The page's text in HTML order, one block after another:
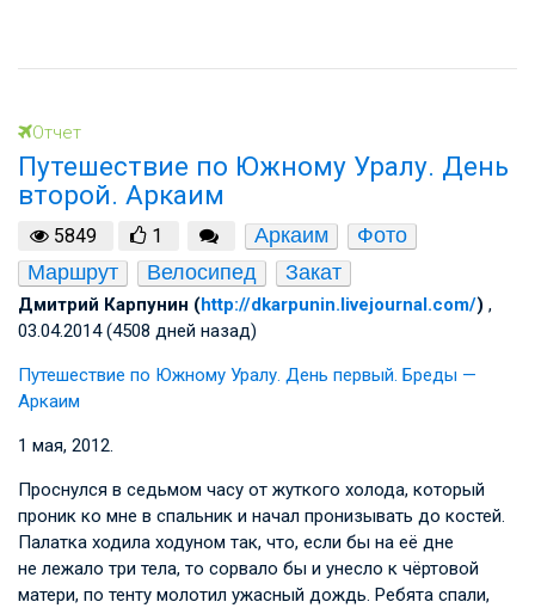
Отчет
Путешествие по Южному Уралу. День
второй. Аркаим
5849 1 Аркаим
Фото
Маршрут
Велосипед Закат
Дмитрий Карпунин (http://dkarpunin.livejournal.com/) ,
03.04.2014 (4508 дней назад)
Путешествие по Южному Уралу. День первый. Бреды —
Аркаим
1 мая, 2012.
Проснулся в седьмом часу от жуткого холода, который
проник ко мне в спальник и начал пронизывать до костей.
Палатка ходила ходуном так, что, если бы на её дне
не лежало три тела, то сорвало бы и унесло к чёртовой
матери, по тенту молотил ужасный дождь. Ребята спали,